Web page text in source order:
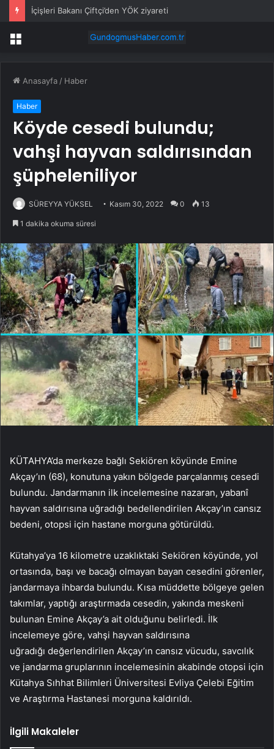
İçişleri Bakanı Çiftçi’den YÖK ziyareti
Menü
Anasayfa / Haber
Haber
Köyde cesedi bulundu;
vahşi hayvan saldırısından
şüpheleniliyor
SÜREYYA YÜKSEL Kasım 30, 2022 0 13
1 dakika okuma süresi
KÜTAHYA’da merkeze bağlı Sekiören köyünde Emine
Akçay’ın (68), konutuna yakın bölgede parçalanmış cesedi
bulundu. Jandarmanın ilk incelemesine nazaran, yabanî
hayvan saldırısına uğradığı bedellendirilen Akçay’ın cansız
bedeni, otopsi için hastane morguna götürüldü.
Kütahya’ya 16 kilometre uzaklıktaki Sekiören köyünde, yol
ortasında, başı ve bacağı olmayan bayan cesedini görenler,
jandarmaya ihbarda bulundu. Kısa müddette bölgeye gelen
takımlar, yaptığı araştırmada cesedin, yakında meskeni
bulunan Emine Akçay’a ait olduğunu belirledi. İlk
incelemeye göre, vahşi hayvan saldırısına
uğradığı değerlendirilen Akçay’ın cansız vücudu, savcılık
ve jandarma gruplarının incelemesinin akabinde otopsi için
Kütahya Sıhhat Bilimleri Üniversitesi Evliya Çelebi Eğitim
ve Araştırma Hastanesi morguna kaldırıldı.
İlgili Makaleler